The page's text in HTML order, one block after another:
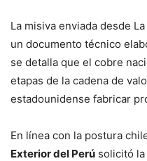
La misiva enviada desde
un documento técnico
se detalla que el cobre
etapas de la cadena de
estadounidense fabricar
En línea con la postura
Exterior del Perú solicitó